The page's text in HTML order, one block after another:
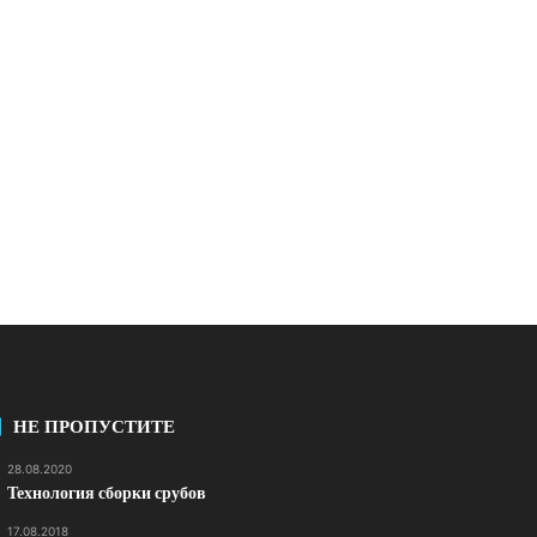
НЕ ПРОПУСТИТЕ
28.08.2020
Технология сборки срубов
17.08.2018